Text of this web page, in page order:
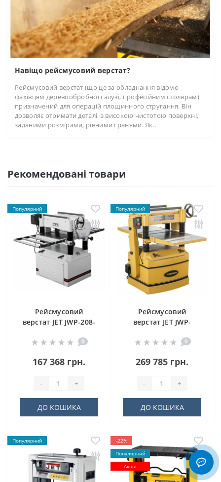
Навіщо рейсмусовий верстат?
Рейсмусовий верстат (що це за обладнання відомо
фахівцям деревообробної галузі, професійним столярам)
призначений для операцій площинного стругання. Він
дозволяє отримати деталі із високою чистотою поверхні,
заданими розмірами, рівними гранями. Як..
Рекомендовані товари
Популярний
Рейсмусовий
верстат JET JWP-208-
0
167 368 грн.
- +
ДО КОШИКА
Популярний
Рейсмусовий
верстат JET JWP-
0
269 785 грн.
- +
ДО КОШИКА
Популярний
-22%
Популярний
Акція